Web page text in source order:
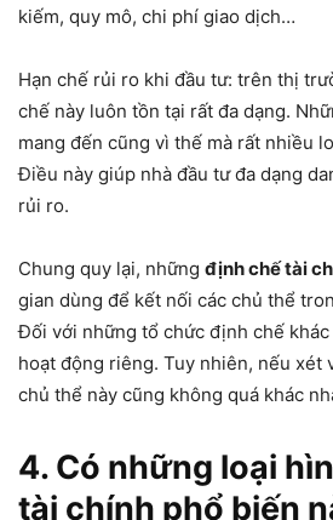
kiếm, quy mô, chi phí giao dịch…
Hạn chế rủi ro khi đầu tư: trên thị
chế này luôn tồn tại rất đa dạng.
mang đến cũng vì thế mà rất nhiều
Điều này giúp nhà đầu tư đa dạng
rủi ro.
Chung quy lại, những định chế tài
gian dùng để kết nối các chủ thể
Đối với những tổ chức định chế
hoạt động riêng. Tuy nhiên, nếu xét
chủ thể này cũng không quá khác
4. Có những loại
tài chính phổ biến